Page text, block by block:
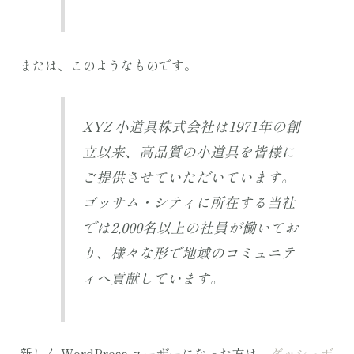
または、このようなものです。
XYZ 小道具株式会社は1971年の創
立以来、高品質の小道具を皆様に
ご提供させていただいています。
ゴッサム・シティに所在する当社
では2,000名以上の社員が働いてお
り、様々な形で地域のコミュニテ
ィへ貢献しています。